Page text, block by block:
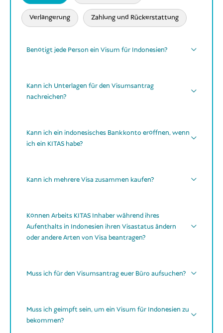
Verlängerung Zahlung und Rückerstattung
Benötigt jede Person ein Visum für Indonesien?
Kinder
Senioren
Visa Finder
Kann ich Unterlagen für den Visumsantrag
nachreichen?
später
WhatsApp
E-Mail
Kontaktdaten per E-Mail
bearbeiten und
einreichen
alle benötigten Dokumente
Kann ich ein indonesisches Bankkonto eröffnen, wenn
ich ein KITAS habe?
privat
geschäftlich
deinReisepass
deine
Kann ich mehrere Visa zusammen kaufen?
gleicher
Visumstyp
unterschiedliche
Können Arbeits KITAS Inhaber während ihres
Aufenthalts in Indonesien ihren Visastatus ändern
oder andere Arten von Visa beantragen?
Muss ich für den Visumsantrag euer Büro aufsuchen?
online
Muss ich geimpft sein, um ein Visum für Indonesien zu
bekommen?